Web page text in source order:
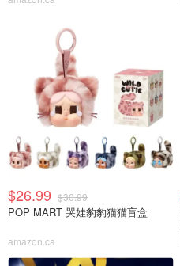
$26.99 $30.99
POP MART 哭娃豹豹猫猫盲盒
amazon.ca